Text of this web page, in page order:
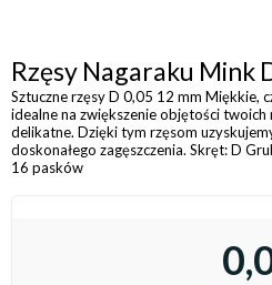
Rzęsy Nagaraku Mink
Sztuczne rzęsy D 0,05 12 mm Miękkie,
idealne na zwiększenie objętości
delikatne. Dzięki tym rzęsom
doskonałego zagęszczenia. Skręt: D
16 pasków